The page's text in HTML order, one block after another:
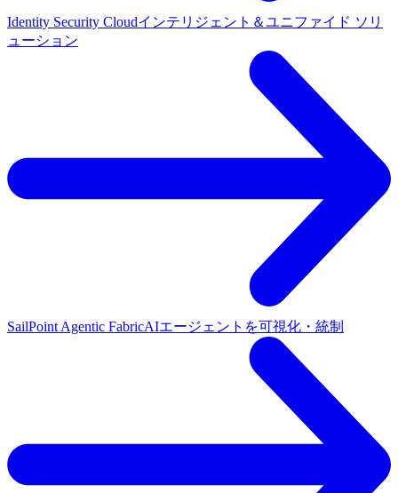
Identity Security Cloudインテリジェント＆ユニファイド ソリ
ューション
SailPoint Agentic FabricAIエージェントを可視化・統制